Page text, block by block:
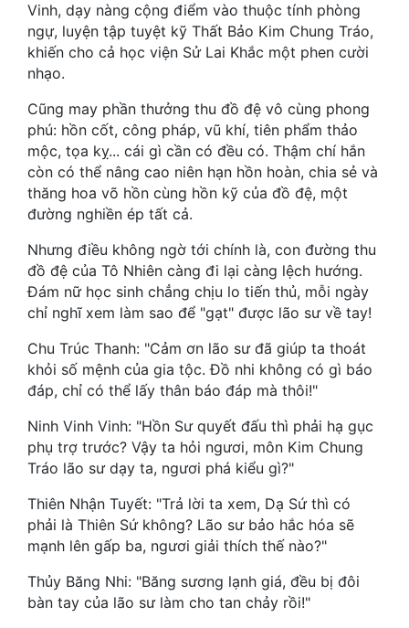
Khoa Huyễn
Khoa Huyễn Không Gian
Kiếm Hiệp
Kỳ Huyễn
Kỳ Ảo
Linh Dị
Làm Giàu
Lịch Sử
Mưu Mô
Mạt Thế
Mỹ Thực
Ngôn Tình
Ngược
Nữ Cường
Nữ Phụ
Phong Thủy - Tâm Linh
Vinh, dạy nàng cộng điểm vào thuộc tính phòng
ngự, luyện tập tuyệt kỹ Thất Bảo Kim Chung Tráo,
khiến cho cả học viện Sử Lai Khắc một phen cười
nhạo.
Cũng may phần thưởng thu đồ đệ vô cùng phong
phú: hồn cốt, công pháp, vũ khí, tiên phẩm thảo
mộc, tọa kỵ... cái gì cần có đều có. Thậm chí hắn
còn có thể nâng cao niên hạn hồn hoàn, chia sẻ và
thăng hoa võ hồn cùng hồn kỹ của đồ đệ, một
đường nghiền ép tất cả.
Nhưng điều không ngờ tới chính là, con đường thu
đồ đệ của Tô Nhiên càng đi lại càng lệch hướng.
Đám nữ học sinh chẳng chịu lo tiến thủ, mỗi ngày
chỉ nghĩ xem làm sao để "gạt" được lão sư về tay!
Chu Trúc Thanh: "Cảm ơn lão sư đã giúp ta thoát
khỏi số mệnh của gia tộc. Đồ nhi không có gì báo
đáp, chỉ có thể lấy thân báo đáp mà thôi!"
Ninh Vinh Vinh: "Hồn Sư quyết đấu thì phải hạ gục
phụ trợ trước? Vậy ta hỏi ngươi, môn Kim Chung
Tráo lão sư dạy ta, ngươi phá kiểu gì?"
Thiên Nhận Tuyết: "Trả lời ta xem, Dạ Sứ thì có
phải là Thiên Sứ không? Lão sư bảo hắc hóa sẽ
mạnh lên gấp ba, ngươi giải thích thế nào?"
Thủy Băng Nhi: "Băng sương lạnh giá, đều bị đôi
bàn tay của lão sư làm cho tan chảy rồi!"